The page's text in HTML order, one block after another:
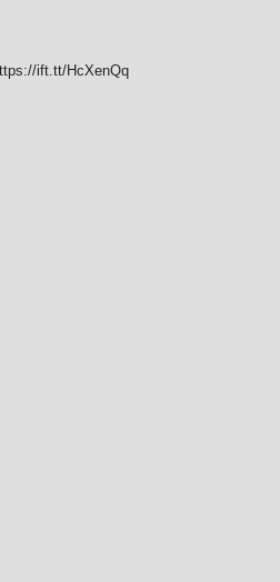
ift.tt/HcXenQq